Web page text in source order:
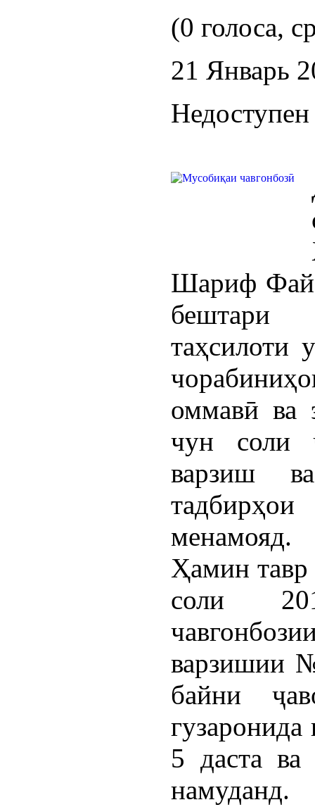
(0 голоса,
21 Январь
Шариф
бештари
таҳсилоти
оммавӣ ва
чун соли
варзиш
менамояд.
Ҳамин тавр
соли
варзишии
байни
5 даста
намуданд.